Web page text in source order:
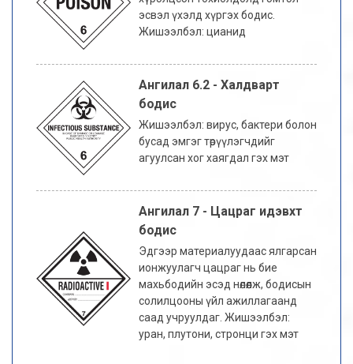
эсвэл үхэлд хүргэх бодис.
Жишээлбэл: цианид
Ангилал 6.2 - Халдварт
бодис
Жишээлбэл: вирус, бактери болон
бусад эмгэг төрүүлэгчдийг
агуулсан хог хаягдал гэх мэт
Ангилал 7 - Цацраг идэвхт
бодис
Эдгээр материалуудаас ялгарсан
ионжуулагч цацраг нь бие
махьбодийн эсэд нөлөөлж, бодисын
солилцооны үйл ажиллагаанд
саад учруулдаг. Жишээлбэл:
уран, плутони, стронци гэх мэт